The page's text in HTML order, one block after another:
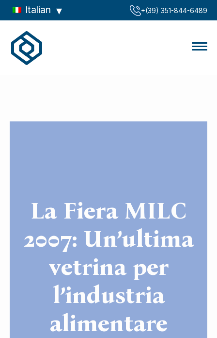
Italian ‪+(39) 351-844-6489‬
La Fiera MILC
2007: Un’ultima
vetrina per
l’industria
alimentare